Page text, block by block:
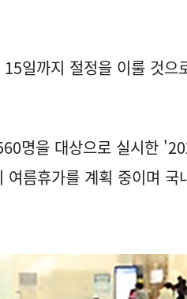
일까지 절정을 이룰 것으
명을 대상으로 실시한
름휴가를 계획 중이며 국